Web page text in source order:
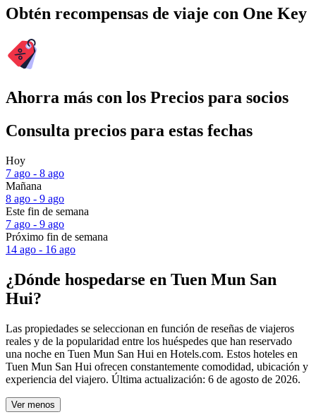
Obtén recompensas de viaje con One Key
Ahorra más con los Precios para socios
Consulta precios para estas fechas
Hoy
7 ago - 8 ago
Mañana
8 ago - 9 ago
Este fin de semana
7 ago - 9 ago
Próximo fin de semana
14 ago - 16 ago
¿Dónde hospedarse en Tuen Mun San
Hui?
Las propiedades se seleccionan en función de reseñas de viajeros
reales y de la popularidad entre los huéspedes que han reservado
una noche en Tuen Mun San Hui en Hotels.com. Estos hoteles en
Tuen Mun San Hui ofrecen constantemente comodidad, ubicación y
experiencia del viajero. Última actualización: 6 de agosto de 2026.
Ver menos